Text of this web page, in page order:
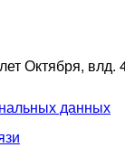
Октября, влд.
данных